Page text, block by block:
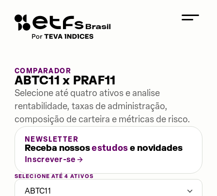
COMPARADOR
ABTC11 x PRAF11
Selecione até quatro ativos e analise
rentabilidade, taxas de administração,
composição de carteira e métricas de risco.
NEWSLETTER
Receba nossosestudose novidades
Inscrever-se
SELECIONE ATÉ 4 ATIVOS
ABTC11